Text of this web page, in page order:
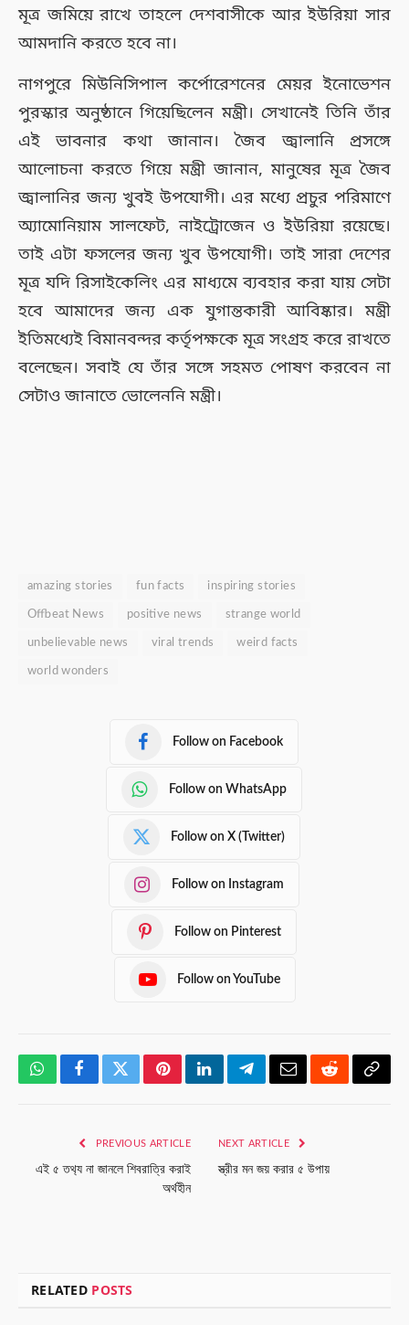
মূত্র জমিয়ে রাখে তাহলে দেশবাসীকে আর ইউরিয়া সার
আমদানি করতে হবে না।
নাগপুরে মিউনিসিপাল কর্পোরেশনের মেয়র ইনোভেশন
পুরস্কার অনুষ্ঠানে গিয়েছিলেন মন্ত্রী। সেখানেই তিনি তাঁর
এই ভাবনার কথা জানান। জৈব জ্বালানি প্রসঙ্গে
আলোচনা করতে গিয়ে মন্ত্রী জানান, মানুষের মূত্র জৈব
জ্বালানির জন্য খুবই উপযোগী। এর মধ্যে প্রচুর পরিমাণে
অ্যামোনিয়াম সালফেট, নাইট্রোজেন ও ইউরিয়া রয়েছে।
তাই এটা ফসলের জন্য খুব উপযোগী। তাই সারা দেশের
মূত্র যদি রিসাইকেলিং এর মাধ্যমে ব্যবহার করা যায় সেটা
হবে আমাদের জন্য এক যুগান্তকারী আবিষ্কার। মন্ত্রী
ইতিমধ্যেই বিমানবন্দর কর্তৃপক্ষকে মূত্র সংগ্রহ করে রাখতে
বলেছেন। সবাই যে তাঁর সঙ্গে সহমত পোষণ করবেন না
সেটাও জানাতে ভোলেননি মন্ত্রী।
amazing stories fun facts inspiring stories
Offbeat News positive news strange world
unbelievable news viral trends weird facts
world wonders
Follow on Facebook
Follow on WhatsApp
Follow on X (Twitter)
Follow on Instagram
Follow on Pinterest
Follow on YouTube
WhatsAppFacebookTwitterPinterestLinkedInTelegramEmailRedditCopy
PREVIOUS ARTICLE
এই ৫ তথ‍্য না জানলে শিবরাত্রি করাই
অর্থহীন
NEXT ARTICLE
স্ত্রীর মন জয় করার ৫ উপায়
RELATED POSTS